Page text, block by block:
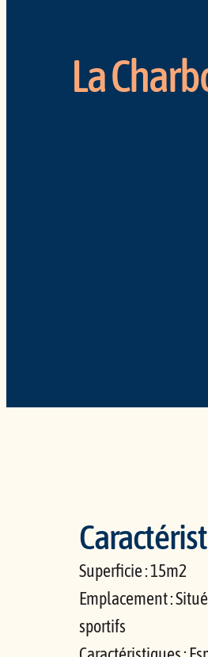
La
Superficie : 15m2
Emplacement :
sportifs